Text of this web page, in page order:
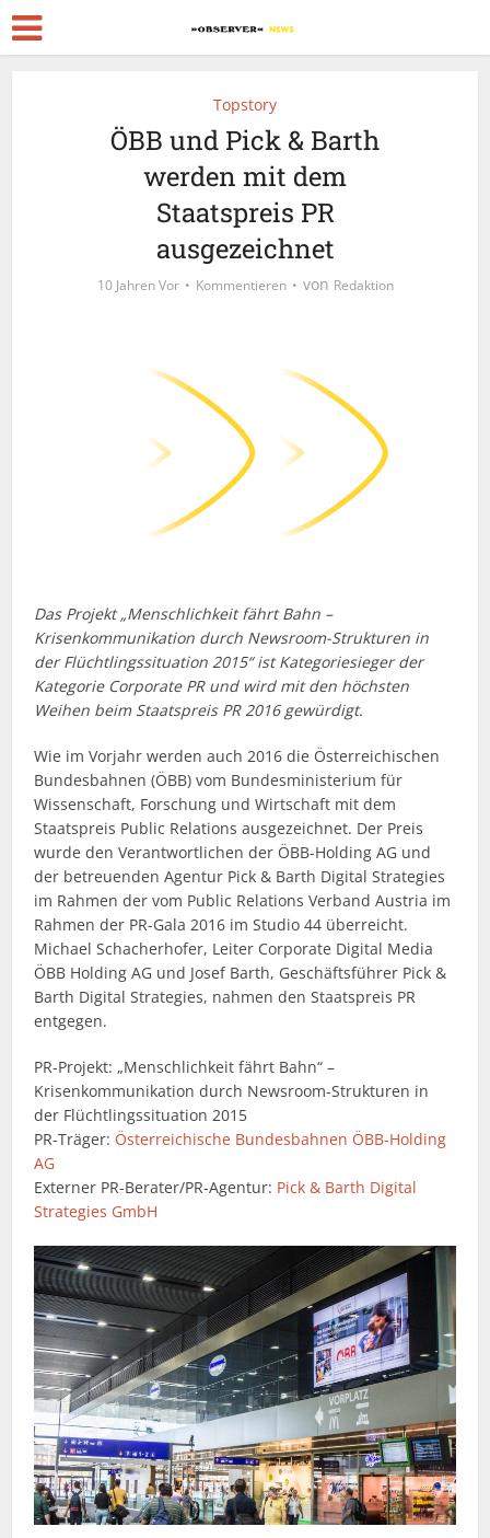
Topstory
ÖBB und Pick & Barth
werden mit dem
Staatspreis PR
ausgezeichnet
10 Jahren Vor Kommentieren von Redaktion
Das Projekt „Menschlichkeit fährt Bahn –
Krisenkommunikation durch Newsroom-Strukturen in
der Flüchtlingssituation 2015“ ist Kategoriesieger der
Kategorie Corporate PR und wird mit den höchsten
Weihen beim Staatspreis PR 2016 gewürdigt.
Wie im Vorjahr werden auch 2016 die Österreichischen
Bundesbahnen (ÖBB) vom Bundesministerium für
Wissenschaft, Forschung und Wirtschaft mit dem
Staatspreis Public Relations ausgezeichnet. Der Preis
wurde den Verantwortlichen der ÖBB-Holding AG und
der betreuenden Agentur Pick & Barth Digital Strategies
im Rahmen der vom Public Relations Verband Austria im
Rahmen der PR-Gala 2016 im Studio 44 überreicht.
Michael Schacherhofer, Leiter Corporate Digital Media
ÖBB Holding AG und Josef Barth, Geschäftsführer Pick &
Barth Digital Strategies, nahmen den Staatspreis PR
entgegen.
PR-Projekt: „Menschlichkeit fährt Bahn“ –
Krisenkommunikation durch Newsroom-Strukturen in
der Flüchtlingssituation 2015
PR-Träger: Österreichische Bundesbahnen ÖBB-Holding
AG
Externer PR-Berater/PR-Agentur: Pick & Barth Digital
Strategies GmbH